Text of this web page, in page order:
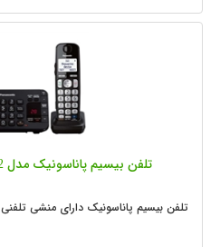
تلفن بیسیم پاناسونیک مدل Panasonic KX-TGE242
تلفن بیسیم پاناسونیک دارای منشی تلفنی